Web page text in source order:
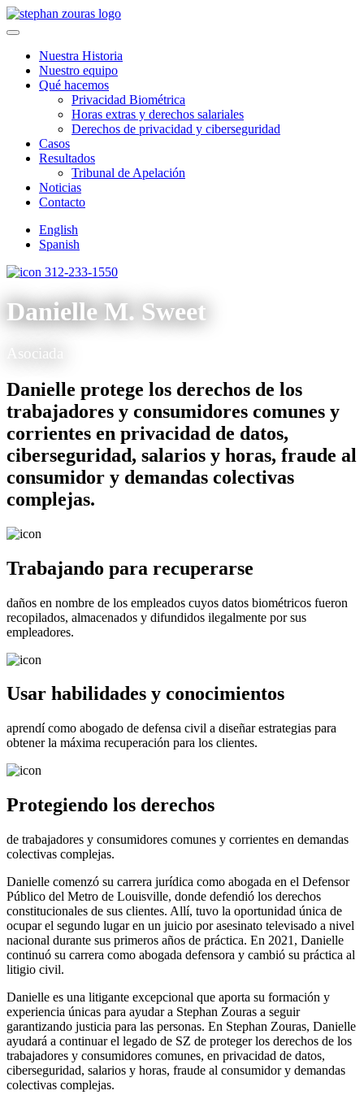
Skip to content
Nuestra Historia
Nuestro equipo
Qué hacemos
Privacidad Biométrica
Horas extras y derechos salariales
Derechos de privacidad y ciberseguridad
Casos
Resultados
Tribunal de Apelación
Noticias
Contacto
English
Spanish
312-233-1550
Danielle M. Sweet
Asociada
Danielle protege los derechos de los
trabajadores y consumidores comunes y
corrientes en privacidad de datos,
ciberseguridad, salarios y horas, fraude al
consumidor y demandas colectivas
complejas.
Trabajando para recuperarse
daños en nombre de los empleados cuyos datos biométricos fueron
recopilados, almacenados y difundidos ilegalmente por sus
empleadores.
Usar habilidades y conocimientos
aprendí como abogado de defensa civil a diseñar estrategias para
obtener la máxima recuperación para los clientes.
Protegiendo los derechos
de trabajadores y consumidores comunes y corrientes en demandas
colectivas complejas.
Danielle comenzó su carrera jurídica como abogada en el Defensor
Público del Metro de Louisville, donde defendió los derechos
constitucionales de sus clientes. Allí, tuvo la oportunidad única de
ocupar el segundo lugar en un juicio por asesinato televisado a nivel
nacional durante sus primeros años de práctica. En 2021, Danielle
continuó su carrera como abogada defensora y cambió su práctica al
litigio civil.
Danielle es una litigante excepcional que aporta su formación y
experiencia únicas para ayudar a Stephan Zouras a seguir
garantizando justicia para las personas. En Stephan Zouras, Danielle
ayudará a continuar el legado de SZ de proteger los derechos de los
trabajadores y consumidores comunes, en privacidad de datos,
ciberseguridad, salarios y horas, fraude al consumidor y demandas
colectivas complejas.